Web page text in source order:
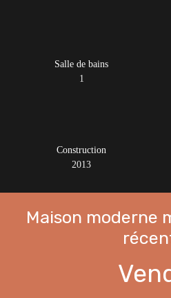
Salle de bains
1
Construction
2013
Maison moderne